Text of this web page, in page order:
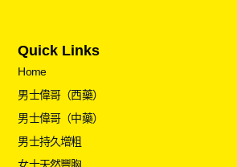
Quick Links
Home
男士偉哥（西藥）
男士偉哥（中藥）
男士持久增粗